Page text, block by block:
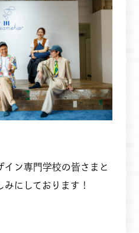
ン専門学校の皆さまと
にしております！